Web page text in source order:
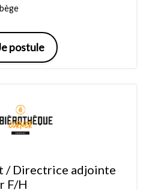
postule
/ Directrice adjointe
F/H